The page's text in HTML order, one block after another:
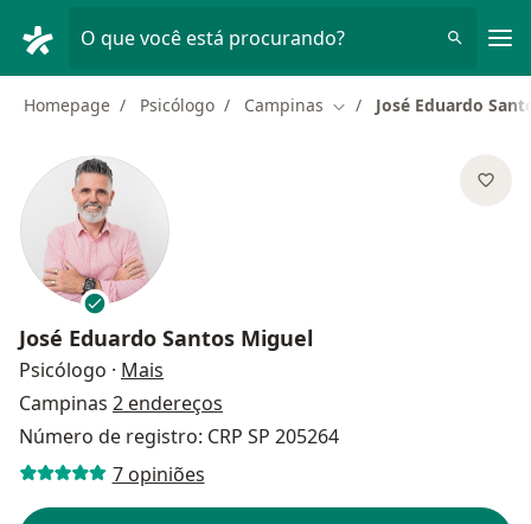
O que você está procurando?
Homepage Psicólogo Campinas Mudar de cidade
José Eduardo
José Eduardo Santos Miguel
Psicólogo · Mais
Campinas 2 endereços
Número de registro: CRP SP 205264
7 opiniões